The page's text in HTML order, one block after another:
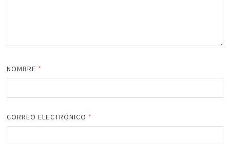
NOMBRE *
CORREO ELECTRÓNICO *